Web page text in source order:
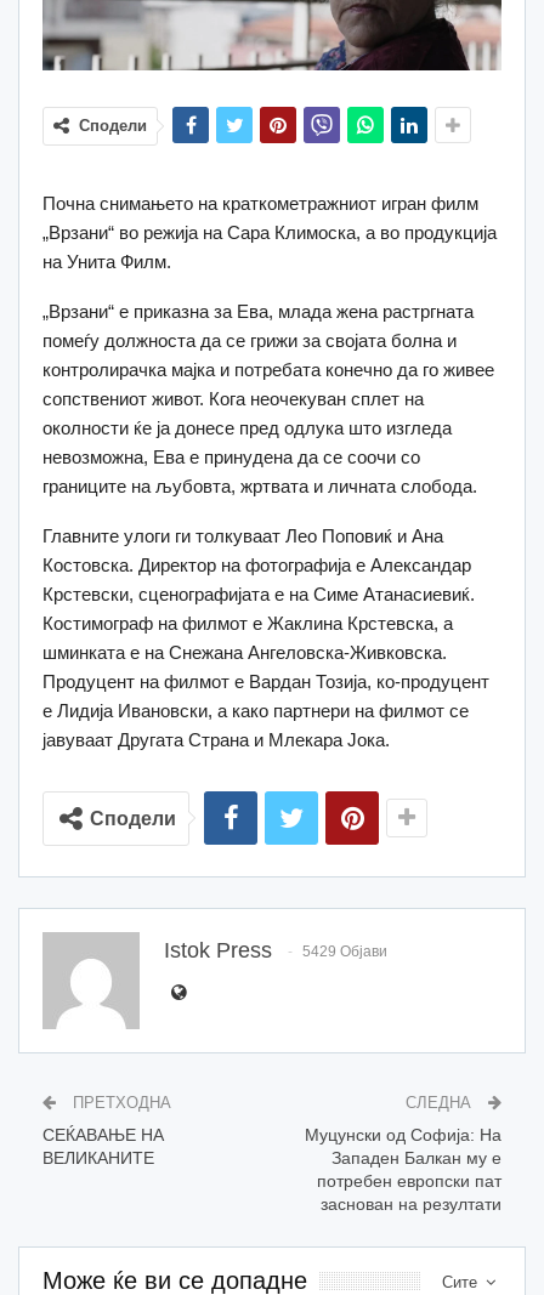
Сподели
Почна снимањето на краткометражниот игран филм
„Врзани“ во режија на Сара Климоска, а во продукција
на Унита Филм.
„Врзани“ е приказна за Ева, млада жена растргната
помеѓу должноста да се грижи за својата болна и
контролирачка мајка и потребата конечно да го живее
сопствениот живот. Кога неочекуван сплет на
околности ќе ја донесе пред одлука што изгледа
невозможна, Ева е принудена да се соочи со
границите на љубовта, жртвата и личната слобода.
Главните улоги ги толкуваат Лео Поповиќ и Ана
Костовска. Директор на фотографија е Александар
Крстевски, сценографијата е на Симе Атанасиевиќ.
Костимограф на филмот е Жаклина Крстевска, а
шминката е на Снежана Ангеловска-Живковска.
Продуцент на филмот е Вардан Тозија, ко-продуцент
е Лидија Ивановски, а како партнери на филмот се
јавуваат Другата Страна и Млекара Јока.
Сподели
Istok Press 5429 Објави
ПРЕТХОДНА
СЕЌАВАЊЕ НА
ВЕЛИКАНИТЕ
СЛЕДНА
Муцунски од Софија: На
Западен Балкан му е
потребен европски пат
заснован на резултати
Сите
Може ќе ви се допадне